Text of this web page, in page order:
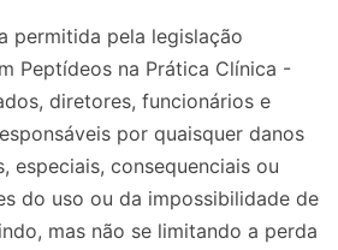
permitida pela legislação
Peptídeos na Prática Clínica -
diretores, funcionários e
por quaisquer danos
especiais, consequenciais ou
do uso ou da impossibilidade de
mas não se limitando a perda